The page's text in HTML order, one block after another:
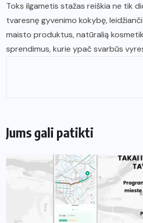
Toks ilgametis stažas reiškia ne tik
tvaresnę gyvenimo kokybę,
maisto produktus, natūralią
sprendimus, kurie ypač svarbūs
Jums gali patikti